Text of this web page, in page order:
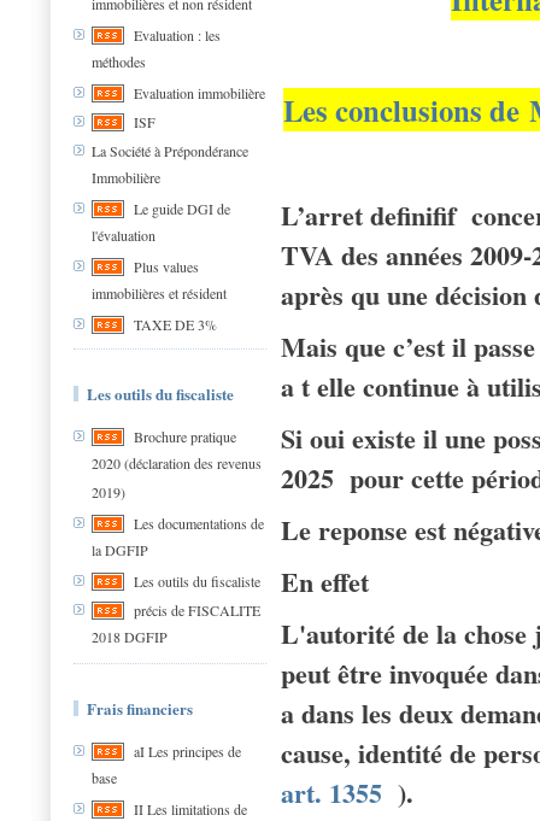
Evaluation : les
méthodes
Evaluation immobilière
ISF
La Société à Prépondérance
Immobilière
Le guide DGI de
l'évaluation
Plus values
immobilières et résident
TAXE DE 3%
Les outils du fiscaliste
Brochure pratique
2020 (déclaration des revenus
2019)
Les documentations de
la DGFIP
Les outils du fiscaliste
précis de FISCALITE
2018 DGFIP
Frais financiers
aI Les principes de
base
II Les limitations de
Les conclusions
L’arret definifif
TVA des années
après qu une
Mais que c’est il
a t elle continue à
Si oui existe il une
2025 pour cette
Le reponse est
En effet
L'autorité de la chose
peut être invoquée
a dans les deux
cause, identité de
art. 1355 ).